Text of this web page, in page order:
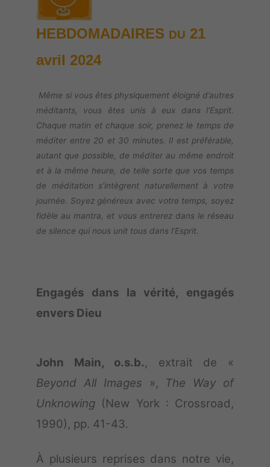
HEBDOMADAIRES DU 21
avril 2024
Même si vous êtes physiquement éloigné d’autres
méditants, vous êtes unis à eux dans l’Esprit.
Chaque matin et chaque soir, prenez le temps de
méditer entre 20 et 30 minutes. Il est préférable,
autant que possible, de méditer au même endroit
et à la même heure, de telle sorte que vos temps
de méditation s’intègrent naturellement à votre
journée. Soyez généreux avec votre temps, soyez
fidèle au mantra, et vous entrerez dans le réseau
de silence qui nous unit tous dans l’Esprit.
Engagés dans la vérité, engagés
envers Dieu
John Main, o.s.b., extrait de «
Beyond All Images », The Way of
Unknowing (New York : Crossroad,
1990), pp. 41-43.
À plusieurs reprises dans notre vie,